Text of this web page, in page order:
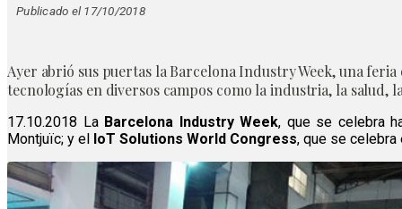
Publicado el 17/10/2018
Ayer abrió sus puertas la Barcelona Industry Week, una
tecnologías en diversos campos como la industria, la salud,
17.10.2018 La Barcelona Industry Week, que se celebra
Montjuïc; y el
IoT Solutions World Congress, que se celebra